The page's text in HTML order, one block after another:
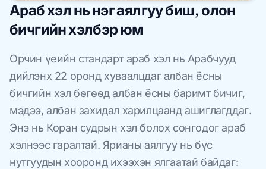
Араб хэл нь нэг аялгуу биш, олон
бичгийн хэлбэр юм
Орчин үеийн стандарт араб хэл нь Арабчууд
дийлэнх 22 оронд хуваалцдаг албан ёсны
бичгийн хэл бөгөөд албан ёсны баримт бичиг,
мэдээ, албан захидал харилцаанд ашиглагддаг.
Энэ нь Коран судрын хэл болох сонгодог араб
хэлнээс гаралтай. Ярианы аялгуу нь бүс
нутгуудын хооронд ихээхэн ялгаатай байдаг: